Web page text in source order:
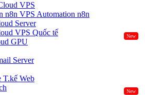
VPS
VPS Automation n8n
Server
VPS Quốc tế
New
GPU
Server
T.kế Web
New